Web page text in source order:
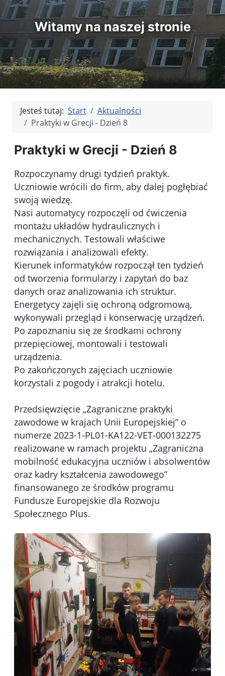
Witamy na naszej stronie
Jesteś tutaj: Start
Aktualności
Praktyki w Grecji - Dzień 8
Praktyki w Grecji - Dzień 8
Rozpoczynamy drugi tydzień praktyk.
Uczniowie wrócili do firm, aby dalej pogłębiać
swoją wiedzę.
Nasi automatycy rozpoczęli od ćwiczenia
montażu układów hydraulicznych i
mechanicznych. Testowali właściwe
rozwiązania i analizowali efekty.
Kierunek informatyków rozpoczął ten tydzień
od tworzenia formularzy i zapytań do baz
danych oraz analizowania ich struktur.
Energetycy zajęli się ochroną odgromową,
wykonywali przegląd i konserwację urządzeń.
Po zapoznaniu się ze środkami ochrony
przepięciowej, montowali i testowali
urządzenia.
Po zakończonych zajęciach uczniowie
korzystali z pogody i atrakcji hotelu.
Przedsięwzięcie „Zagraniczne praktyki
zawodowe w krajach Unii Europejskiej” o
numerze 2023-1-PL01-KA122-VET-000132275
realizowane w ramach projektu „Zagraniczna
mobilność edukacyjna uczniów i absolwentów
oraz kadry kształcenia zawodowego”
finansowanego ze środków programu
Fundusze Europejskie dla Rozwoju
Społecznego Plus.